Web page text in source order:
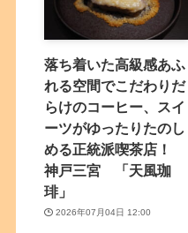
落ち着いた高級感あふ
れる空間でこだわりだ
らけのコーヒー、スイ
ーツがゆったりたのし
める正統派喫茶店！
神戸三宮 「天風珈
琲」
2026年07月04日 12:00